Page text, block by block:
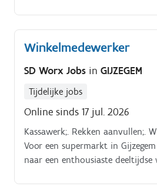
Winkelmedewerker
SD Worx Jobs in GIJZEGEM
Tijdelijke jobs
Online sinds 17 jul. 2026
Kassawerk;. Rekken aanvullen;.
Voor een supermarkt in
naar een enthousiaste deeltijdse